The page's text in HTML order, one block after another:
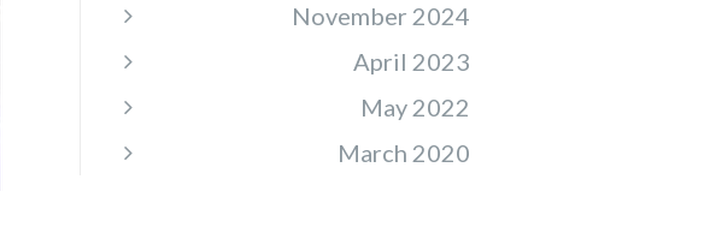
November 2024
April 2023
May 2022
March 2020